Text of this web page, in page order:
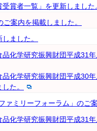
賞者一覧」を更新しました
案内を掲載しました。
ました。
品化学研究振興財団平成31
品化学研究振興財団平成30
た。
ァミリーフォーラム」のご
品化学研究振興財団平成31